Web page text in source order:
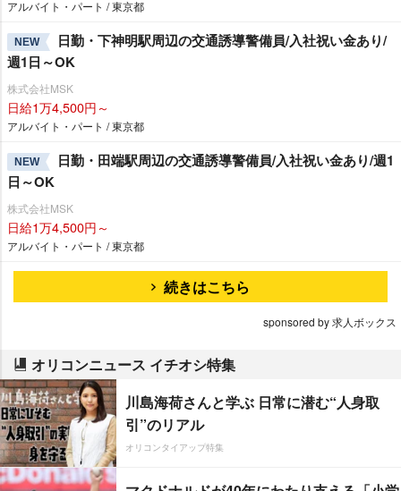
アルバイト・パート / 東京都
NEW
日勤・下神明駅周辺の交通誘導警備員/入社祝い金あり/
週1日～OK
株式会社MSK
日給1万4,500円～
アルバイト・パート / 東京都
NEW
日勤・田端駅周辺の交通誘導警備員/入社祝い金あり/週1
日～OK
株式会社MSK
日給1万4,500円～
アルバイト・パート / 東京都
続きはこちら
sponsored by 求人ボックス
オリコンニュース イチオシ特集
川島海荷さんと学ぶ 日常に潜む“人身取
引”のリアル
オリコンタイアップ特集